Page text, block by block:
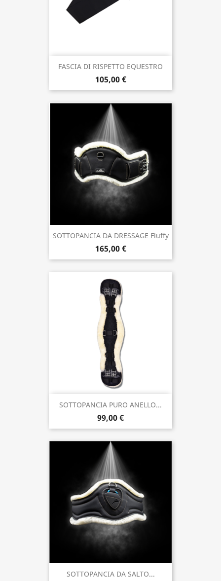
FASCIA DI RISPETTO EQUESTRO
105,00 €
SOTTOPANCIA DA DRESSAGE Fluffy
165,00 €
SOTTOPANCIA PURO ANELLO...
99,00 €
SOTTOPANCIA DA SALTO...